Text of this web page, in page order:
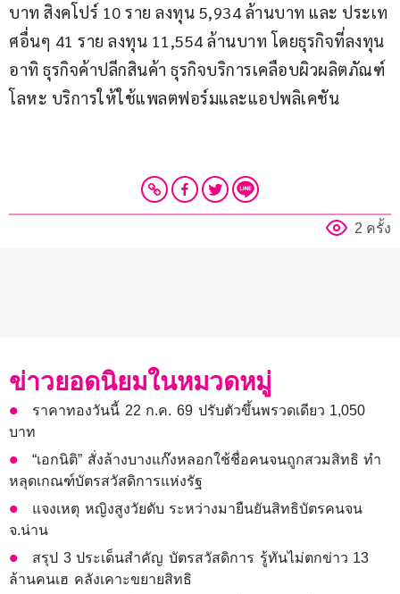
บาท สิงคโปร์ 10 ราย ลงทุน 5,934 ล้านบาท และ ประเท
ศอื่นๆ 41 ราย ลงทุน 11,554 ล้านบาท โดยธุรกิจที่ลงทุน
อาทิ ธุรกิจค้าปลีกสินค้า ธุรกิจบริการเคลือบผิวผลิตภัณฑ์
โลหะ บริการให้ใช้แพลตฟอร์มและแอปพลิเคชัน
2 ครั้ง
ข่าวยอดนิยมในหมวดหมู่
ราคาทองวันนี้ 22 ก.ค. 69 ปรับตัวขึ้นพรวดเดียว 1,050
บาท
“เอกนิติ” สั่งล้างบางแก๊งหลอกใช้ชื่อคนจนถูกสวมสิทธิ ทำ
หลุดเกณฑ์บัตรสวัสดิการแห่งรัฐ
แจงเหตุ หญิงสูงวัยดับ ระหว่างมายืนยันสิทธิบัตรคนจน
จ.น่าน
สรุป 3 ประเด็นสำคัญ บัตรสวัสดิการ รู้ทันไม่ตกข่าว 13
ล้านคนเฮ คลังเคาะขยายสิทธิ